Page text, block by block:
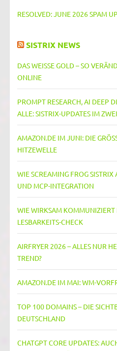
RESOLVED: JUNE 2026 SPAM
SISTRIX NEWS
DAS WEISSE GOLD – SO
NLINE
PROMPT RESEARCH, AI DEEP
ALLE: SISTRIX-UPDATES IM
AMAZON.DE IM JUNI: DIE
ITZEWELLE
WIE SCREAMING FROG
UND MCP-INTEGRATION
WIE WIRKSAM KOMMUNIZIERT
LESBARKEITS-CHECK
AIRFRYER 2026 – ALLES NUR
REND?
AMAZON.DE IM MAI: WM-
TOP 100 DOMAINS – DIE
DEUTSCHLAND
CHATGPT CORE UPDATES: